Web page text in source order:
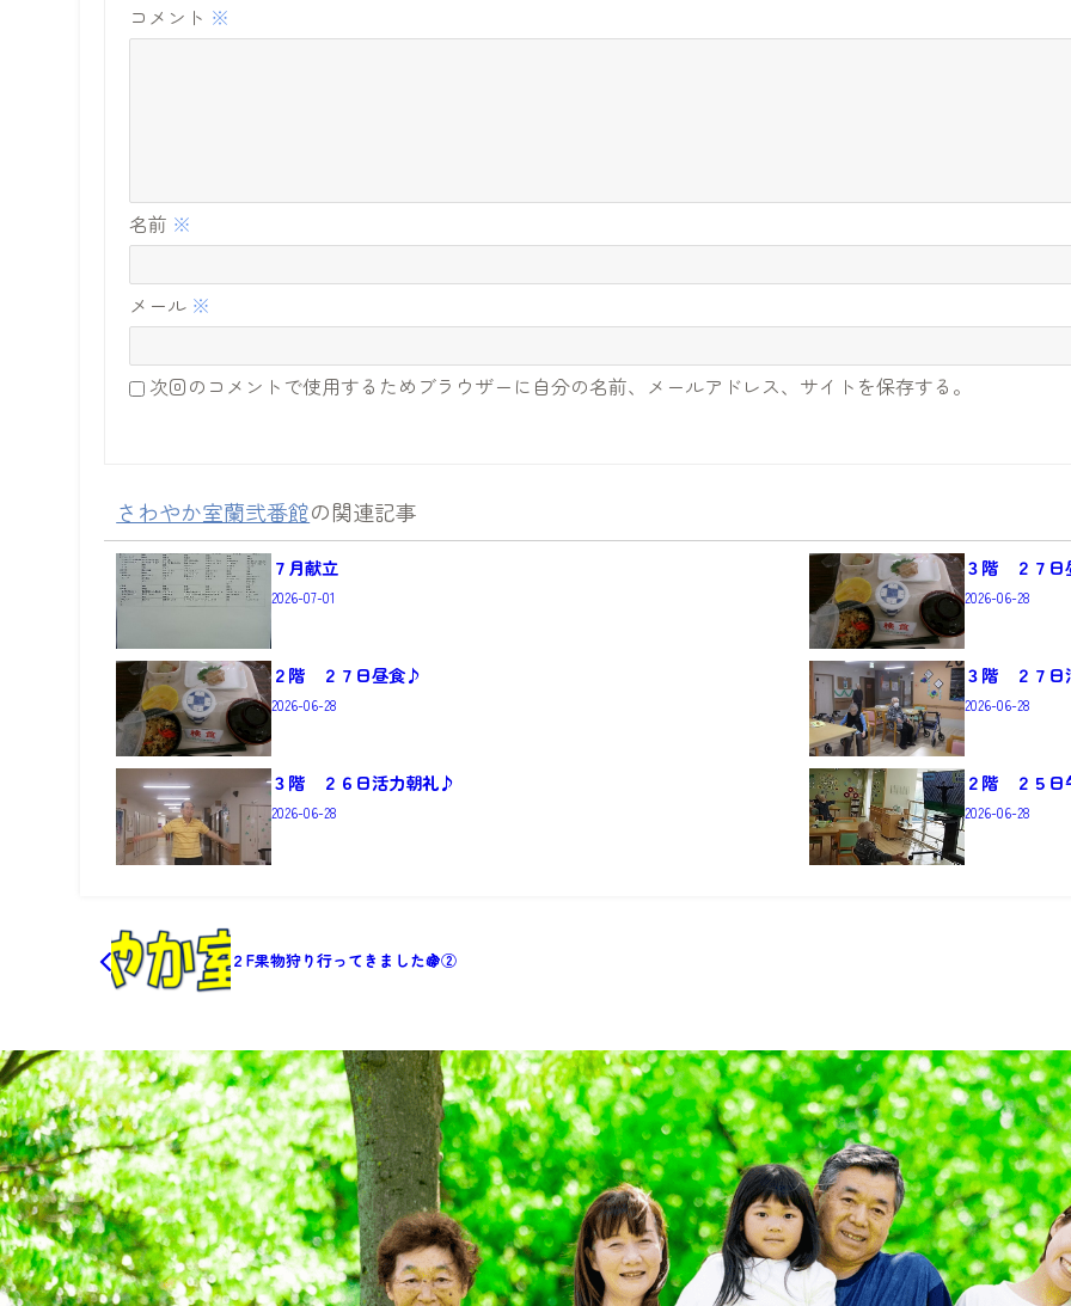
コメント ※
名前 ※
メール ※
次回のコメントで使用するためブラウザーに自分の名前、メールアドレス、サイトを保存する。
さわやか室蘭弐番館の関連記事
７月献立
2026-07-01
３階 ２７
2026-06-28
２階 ２７日昼食♪
2026-06-28
３階 ２７日
2026-06-28
３階 ２６日活力朝礼♪
2026-06-28
２階 ２５
2026-06-28
２F果物狩り行ってきました🍇②